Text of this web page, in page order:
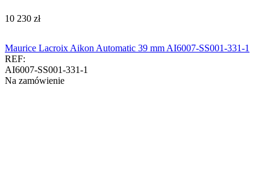
‍10 230‍ zł
Maurice Lacroix Aikon Automatic 39 mm AI6007-SS001-331-1
REF:
AI6007-SS001-331-1
Na zamówienie